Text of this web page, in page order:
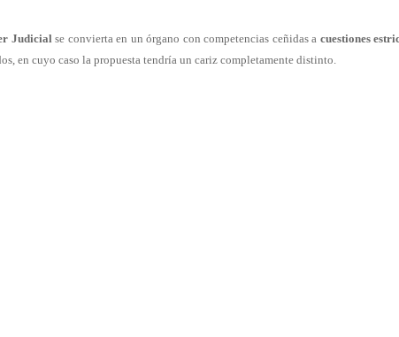
Judicialse convierta en un órgano con competencias ceñidas a cuestiones
en cuyo caso la propuesta tendría un cariz completamente distinto.